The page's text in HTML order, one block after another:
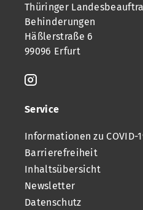
Thüringer
Behinderungen
Häßlerstraße 6
99096 Erfurt
Service
Informationen zu COVID-
Barrierefreiheit
Inhaltsübersicht
Newsletter
Datenschutz